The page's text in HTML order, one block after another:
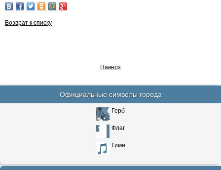
Возврат к списку
Наверх
Официальные символы города
Герб
Флаг
Гимн